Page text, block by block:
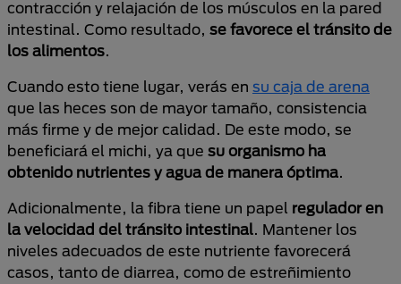
contracción y relajación de los músculos en la pared
intestinal. Como resultado, se favorece el tránsito de
los alimentos.
Cuando esto tiene lugar, verás en su caja de arena
que las heces son de mayor tamaño, consistencia
más firme y de mejor calidad. De este modo, se
beneficiará el michi, ya que su organismo ha
obtenido nutrientes y agua de manera óptima.
Adicionalmente, la fibra tiene un papel regulador en
la velocidad del tránsito intestinal. Mantener los
niveles adecuados de este nutriente favorecerá
casos, tanto de diarrea, como de estreñimiento